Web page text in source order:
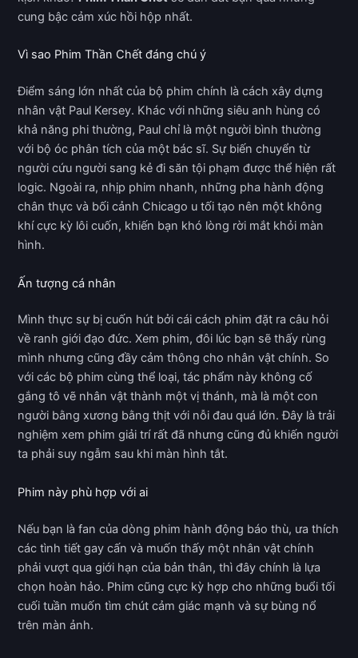
cung bậc cảm xúc hồi hộp nhất.
Vì sao Phim Thần Chết đáng chú ý
Điểm sáng lớn nhất của bộ phim chính là cách xây dựng
nhân vật Paul Kersey. Khác với những siêu anh hùng có
khả năng phi thường, Paul chỉ là một người bình thường
với bộ óc phân tích của một bác sĩ. Sự biến chuyển từ
người cứu người sang kẻ đi săn tội phạm được thể hiện rất
logic. Ngoài ra, nhịp phim nhanh, những pha hành động
chân thực và bối cảnh Chicago u tối tạo nên một không
khí cực kỳ lôi cuốn, khiến bạn khó lòng rời mắt khỏi màn
hình.
Ấn tượng cá nhân
Mình thực sự bị cuốn hút bởi cái cách phim đặt ra câu hỏi
về ranh giới đạo đức. Xem phim, đôi lúc bạn sẽ thấy rùng
mình nhưng cũng đầy cảm thông cho nhân vật chính. So
với các bộ phim cùng thể loại, tác phẩm này không cố
gắng tô vẽ nhân vật thành một vị thánh, mà là một con
người bằng xương bằng thịt với nỗi đau quá lớn. Đây là trải
nghiệm xem phim giải trí rất đã nhưng cũng đủ khiến người
ta phải suy ngẫm sau khi màn hình tắt.
Phim này phù hợp với ai
Nếu bạn là fan của dòng phim hành động báo thù, ưa thích
các tình tiết gay cấn và muốn thấy một nhân vật chính
phải vượt qua giới hạn của bản thân, thì đây chính là lựa
chọn hoàn hảo. Phim cũng cực kỳ hợp cho những buổi tối
cuối tuần muốn tìm chút cảm giác mạnh và sự bùng nổ
trên màn ảnh.